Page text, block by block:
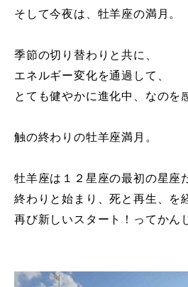
そして今夜は、牡羊座の満月。
季節の切り替わりと共に、
エネルギー変化を通過して、
とても健やかに進化中、なのを
触の終わりの牡羊座満月。
牡羊座は１２星座の最初の星座
終わりと始まり、死と再生、を
再び新しいスタート！ってかん